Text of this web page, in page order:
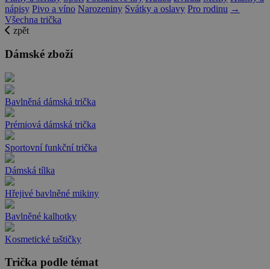
nápisy Pivo a víno Narozeniny Svátky a oslavy Pro rodinu →
Všechna trička
zpět
Dámské zboží
Bavlněná dámská trička
Prémiová dámská trička
Sportovní funkční trička
Dámská tílka
Hřejivé bavlněné mikiny
Bavlněné kalhotky
Kosmetické taštičky
Trička podle témat